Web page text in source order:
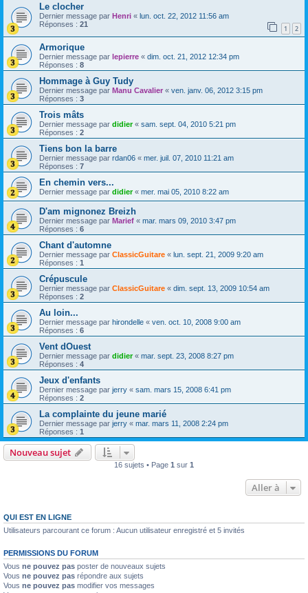
Le clocher
Dernier message par Henri « lun. oct. 22, 2012 11:56 am
Réponses : 21 1 2
Armorique
Dernier message par lepierre « dim. oct. 21, 2012 12:34 pm
Réponses : 8
Hommage à Guy Tudy
Dernier message par Manu Cavalier « ven. janv. 06, 2012 3:15 pm
Réponses : 3
Trois mâts
Dernier message par didier« sam. sept. 04, 2010 5:21 pm
Réponses : 2
Tiens bon la barre
Dernier message par rdan06 « mer. juil. 07, 2010 11:21 am
Réponses : 7
En chemin vers...
Dernier message par didier« mer. mai 05, 2010 8:22 am
D'am mignonez Breizh
Dernier message par Marief « mar. mars 09, 2010 3:47 pm
Réponses : 6
Chant d'automne
Dernier message par ClassicGuitare « lun. sept. 21, 2009 9:20 am
Réponses : 1
Crépuscule
Dernier message par ClassicGuitare « dim. sept. 13, 2009 10:54 am
Réponses : 2
Au loin...
Dernier message par hirondelle « ven. oct. 10, 2008 9:00 am
Réponses : 6
Vent dOuest
Dernier message par didier« mar. sept. 23, 2008 8:27 pm
Réponses : 4
Jeux d'enfants
Dernier message par jerry « sam. mars 15, 2008 6:41 pm
Réponses : 2
La complainte du jeune marié
Dernier message par jerry « mar. mars 11, 2008 2:24 pm
Réponses : 1
Nouveau sujet
16 sujets • Page 1 sur 1
Aller à
QUI EST EN LIGNE
Utilisateurs parcourant ce forum : Aucun utilisateur enregistré et 5 invités
PERMISSIONS DU FORUM
Vous ne pouvez pas poster de nouveaux sujets
Vous ne pouvez pas répondre aux sujets
Vous ne pouvez pas modifier vos messages